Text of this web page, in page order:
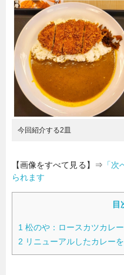
今回紹介する2皿
【画像をすべて見る】⇒ 「
られます
目
1 松のや：ロースカツカレ
2 リニューアルしたカレー